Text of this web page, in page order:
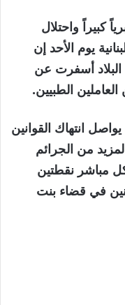
كبيراً واحتلال
يوم الأحد إن
البلاد أسفرت عن
انتهاك القوانين
من الجرائم
مباشر نقطتين
في قضاء بنت